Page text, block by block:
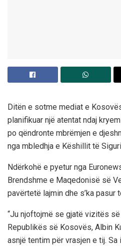
Ditën e sotme mediat e
planifikuar një atentat ndaj
po qëndronte mbrëmjen e
nga mbledhja e Këshillit të
Ndërkohë e pyetur nga
Brendshme e Maqedonisë së
pavërtetë lajmin dhe s’ka pasur
“Ju njoftojmë se gjatë vizitës
Republikës së Kosovës, Albin
asnjë tentim për vrasjen e tij.